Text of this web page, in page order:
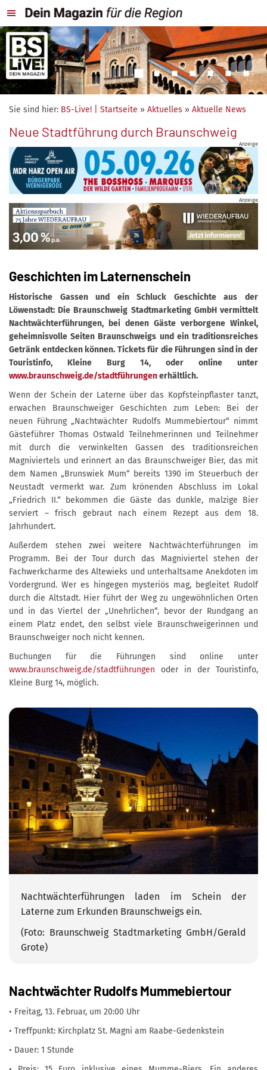
Sie sind hier: BS-Live! | Startseite » Aktuelles » Aktuelle News
Neue Stadtführung durch Braunschweig
Anzeige
Anzeige
Geschichten im Laternenschein
Historische Gassen und ein Schluck Geschichte aus der
Löwenstadt: Die Braunschweig Stadtmarketing GmbH vermittelt
Nachtwächterführungen, bei denen Gäste verborgene Winkel,
geheimnisvolle Seiten Braunschweigs und ein traditionsreiches
Getränk entdecken können. Tickets für die Führungen sind in der
Touristinfo, Kleine Burg 14, oder online unter
www.braunschweig.de/stadtführungenerhältlich.
Wenn der Schein der Laterne über das Kopfsteinpflaster tanzt,
erwachen Braunschweiger Geschichten zum Leben: Bei der
neuen Führung „Nachtwächter Rudolfs Mummebiertour“ nimmt
Gästeführer Thomas Ostwald Teilnehmerinnen und Teilnehmer
mit durch die verwinkelten Gassen des traditionsreichen
Magniviertels und erinnert an das Braunschweiger Bier, das mit
dem Namen „Brunswiek Mum“ bereits 1390 im Steuerbuch der
Neustadt vermerkt war. Zum krönenden Abschluss im Lokal
„Friedrich II.“ bekommen die Gäste das dunkle, malzige Bier
serviert – frisch gebraut nach einem Rezept aus dem 18.
Jahrhundert.
Außerdem stehen zwei weitere Nachtwächterführungen im
Programm. Bei der Tour durch das Magniviertel stehen der
Fachwerkcharme des Altewieks und unterhaltsame Anekdoten im
Vordergrund. Wer es hingegen mysteriös mag, begleitet Rudolf
durch die Altstadt. Hier führt der Weg zu ungewöhnlichen Orten
und in das Viertel der „Unehrlichen“, bevor der Rundgang an
einem Platz endet, den selbst viele Braunschweigerinnen und
Braunschweiger noch nicht kennen.
Buchungen für die Führungen sind online unter
www.braunschweig.de/stadtführungen oder in der Touristinfo,
Kleine Burg 14, möglich.
Nachtwächterführungen laden im Schein der
Laterne zum Erkunden Braunschweigs ein.
(Foto: Braunschweig Stadtmarketing GmbH/Gerald
Grote)
Nachtwächter Rudolfs Mummebiertour
• Freitag, 13. Februar, um 20:00 Uhr
• Treffpunkt: Kirchplatz St. Magni am Raabe-Gedenkstein
• Dauer: 1 Stunde